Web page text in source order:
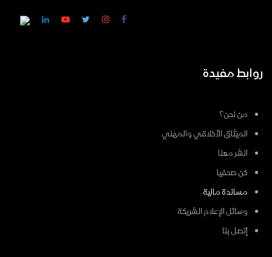
روابط مفيدة
من نحن؟
الميثاق الأخلاقي والمهني
انشر معنا
كن صحفيا
مساندة مالية
وسائل الإعلام الشريكة
إتصل بنا